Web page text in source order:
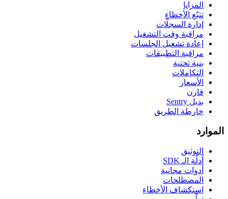
المزايا
تتبّع الأخطاء
إدارة السجلّات
مراقبة وقت التشغيل
إعادة تشغيل الجلسات
مراقبة التطبيقات
بنية تحتية
التكاملات
الأسعار
قارن
بديل Sentry
خارطة الطريق
الموارد
التوثيق
أدلّة الـ SDK
أدوات مجانية
المصطلحات
استكشاف الأخطاء